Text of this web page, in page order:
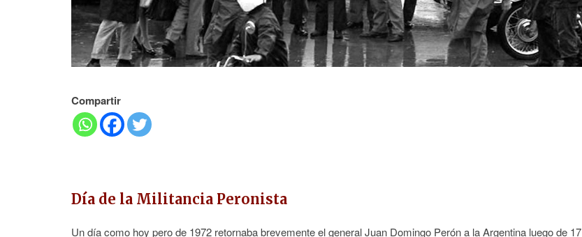
Compartir
Día de la Militancia Peronista
Un día como hoy pero de 1972 retornaba brevemente el general Juan Domingo Perón a la Argentina luego de 17